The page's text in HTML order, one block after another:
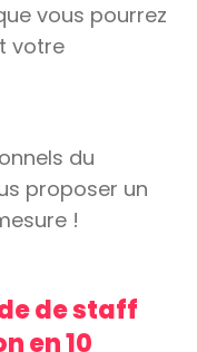
vous pourrez
votre
du
proposer un
!
de staff
en 10